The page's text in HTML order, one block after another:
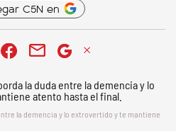
C5N en
la demencia y lo extrovertido y te mantiene